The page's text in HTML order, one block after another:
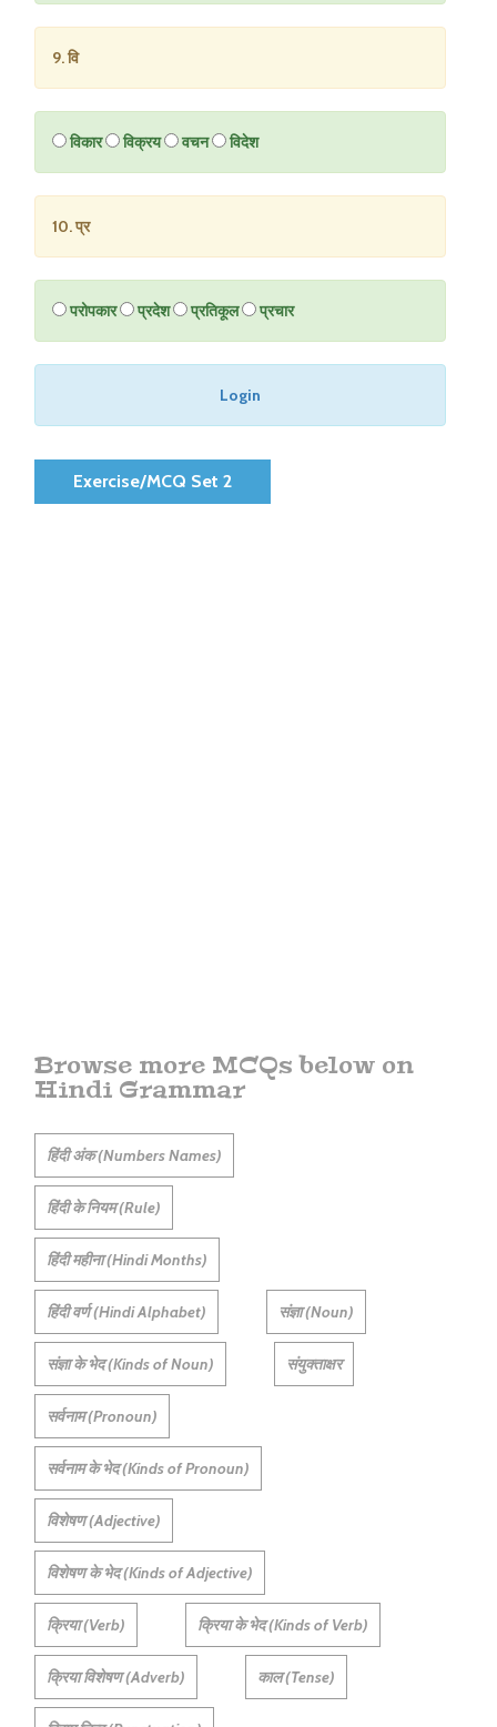
9. वि
विकार विक्रय वचन विदेश
10. प्र
परोपकार प्रदेश प्रतिकूल प्रचार
Login
Exercise/MCQ Set 2
Browse more MCQs below on
Hindi Grammar
हिंदी अंक (Numbers Names)
हिंदी के नियम (Rule)
हिंदी महीना (Hindi Months)
हिंदी वर्ण (Hindi Alphabet) संज्ञा (Noun)
संज्ञा के भेद (Kinds of Noun) संयुक्ताक्षर
सर्वनाम (Pronoun)
सर्वनाम के भेद (Kinds of Pronoun)
विशेषण (Adjective)
विशेषण के भेद (Kinds of Adjective)
क्रिया (Verb) क्रिया के भेद (Kinds of Verb)
क्रिया विशेषण (Adverb) काल (Tense)